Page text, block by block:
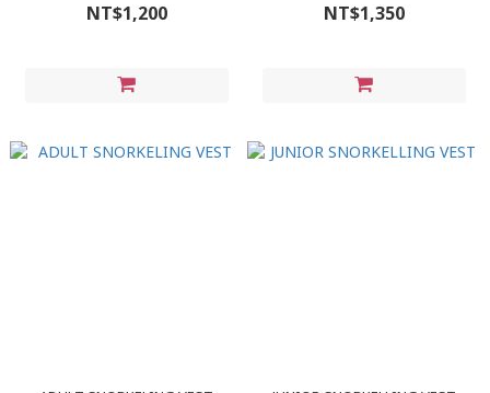
NT$1,200 NT$1,350